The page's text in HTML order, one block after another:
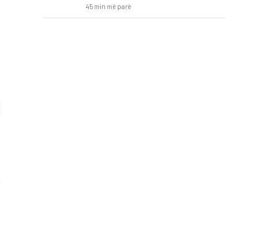
45 min më parë